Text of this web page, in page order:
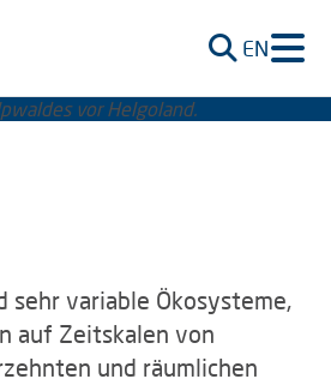
EN
sehr variable Ökosysteme,
auf Zeitskalen von
und räumlichen